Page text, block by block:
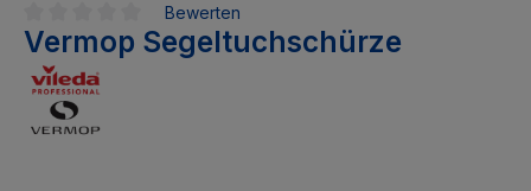
Durchschnittliche Bewertung von 0 von 5 Sternen
Bewerten
Vermop Segeltuchschürze